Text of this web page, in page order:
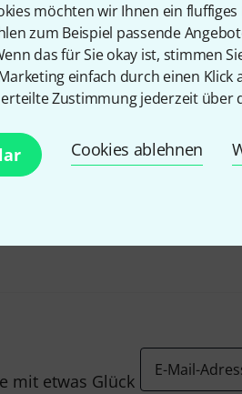
möchten wir Ihnen ein
zum Beispiel passende
das für Sie okay ist, stimmen
einfach durch einen Klick
Zustimmung jederzeit über
Cookies ablehnen
Ihnen, was Sie
mit etwas Glück
E-Mail-